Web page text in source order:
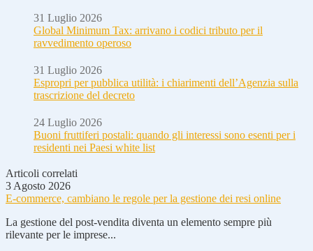
31 Luglio 2026
Global Minimum Tax: arrivano i codici tributo per il
ravvedimento operoso
31 Luglio 2026
Espropri per pubblica utilità: i chiarimenti dell’Agenzia sulla
trascrizione del decreto
24 Luglio 2026
Buoni fruttiferi postali: quando gli interessi sono esenti per i
residenti nei Paesi white list
Articoli correlati
3 Agosto 2026
E-commerce, cambiano le regole per la gestione dei resi online
La gestione del post-vendita diventa un elemento sempre più
rilevante per le imprese...